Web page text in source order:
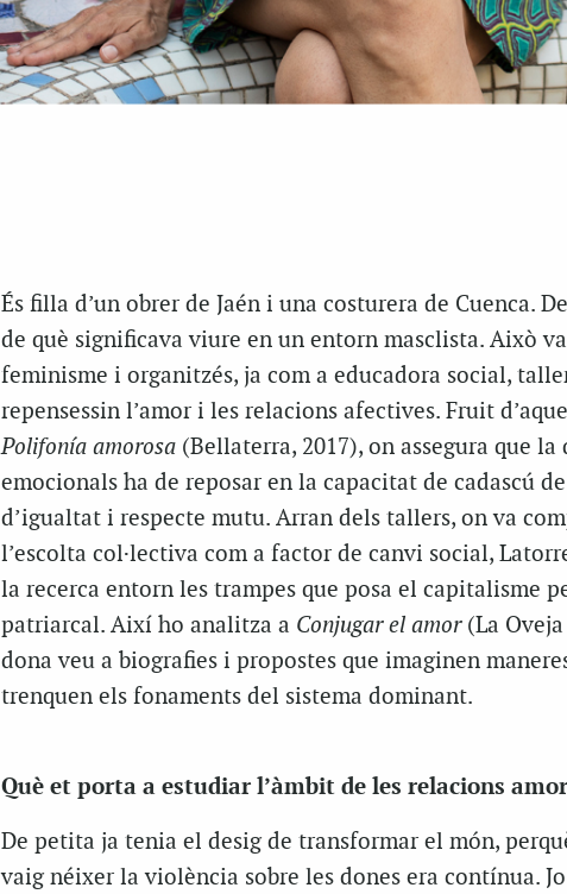
És filla d’un obrer de Jaén i una costurera de Cuenca.
de què significava viure en un entorn masclista. Això
feminisme i organitzés, ja com a educadora social,
repensessin l’amor i les relacions afectives. Fruit
Polifonía amorosa (Bellaterra, 2017), on assegura que
emocionals ha de reposar en la capacitat de cadascú
d’igualtat i respecte mutu. Arran dels tallers, on va
l’escolta col·lectiva com a factor de canvi social,
la recerca entorn les trampes que posa el capitalisme
patriarcal. Així ho analitza a Conjugar el amor(La Oveja
dona veu a biografies i propostes que imaginen
trenquen els fonaments del sistema dominant.
Què et porta a estudiar l’àmbit de les relacions
De petita ja tenia el desig de transformar el món,
vaig néixer la violència sobre les dones era contínua.